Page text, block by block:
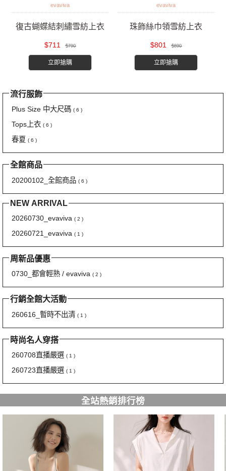
evaviva
復古蝴蝶結刺繡雪紡上衣
$711 $790
立即搶購
evaviva
珠飾絲巾領雪紡上衣
$801 $890
立即搶購
流行服飾
Plus Size 中大尺碼 ( 6 )
Tops上衣 ( 6 )
春夏 ( 6 )
全館商品
20200102_全館商品 ( 6 )
NEW ARRIVAL
20260730_evaviva ( 2 )
20260721_evaviva ( 1 )
周新品優惠
0730_都會輕熟 / evaviva ( 2 )
行銷全館大活動
260616_暫時不出清 ( 1 )
時尚名人穿搭
260708直播嚴選 ( 1 )
260723直播嚴選 ( 1 )
全站熱銷排行榜